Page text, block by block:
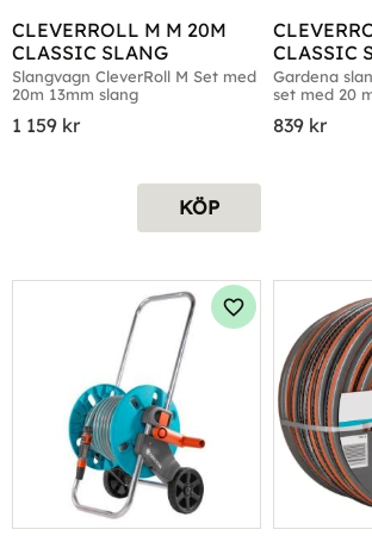
CLEVERROLL M M 20M
CLASSIC SLANG
Slangvagn CleverRoll M Set med
20m 13mm slang
1 159 kr
KÖP
CLASSIC
Gardena
set med 20
839 kr
Lägg till i